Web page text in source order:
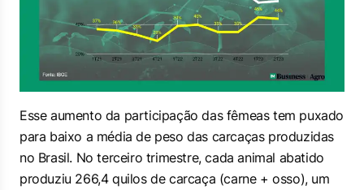
Esse aumento da participação das fêmeas tem puxado
para baixo a média de peso das carcaças produzidas
no Brasil. No terceiro trimestre, cada animal abatido
produziu 266,4 quilos de carcaça (carne + osso), um